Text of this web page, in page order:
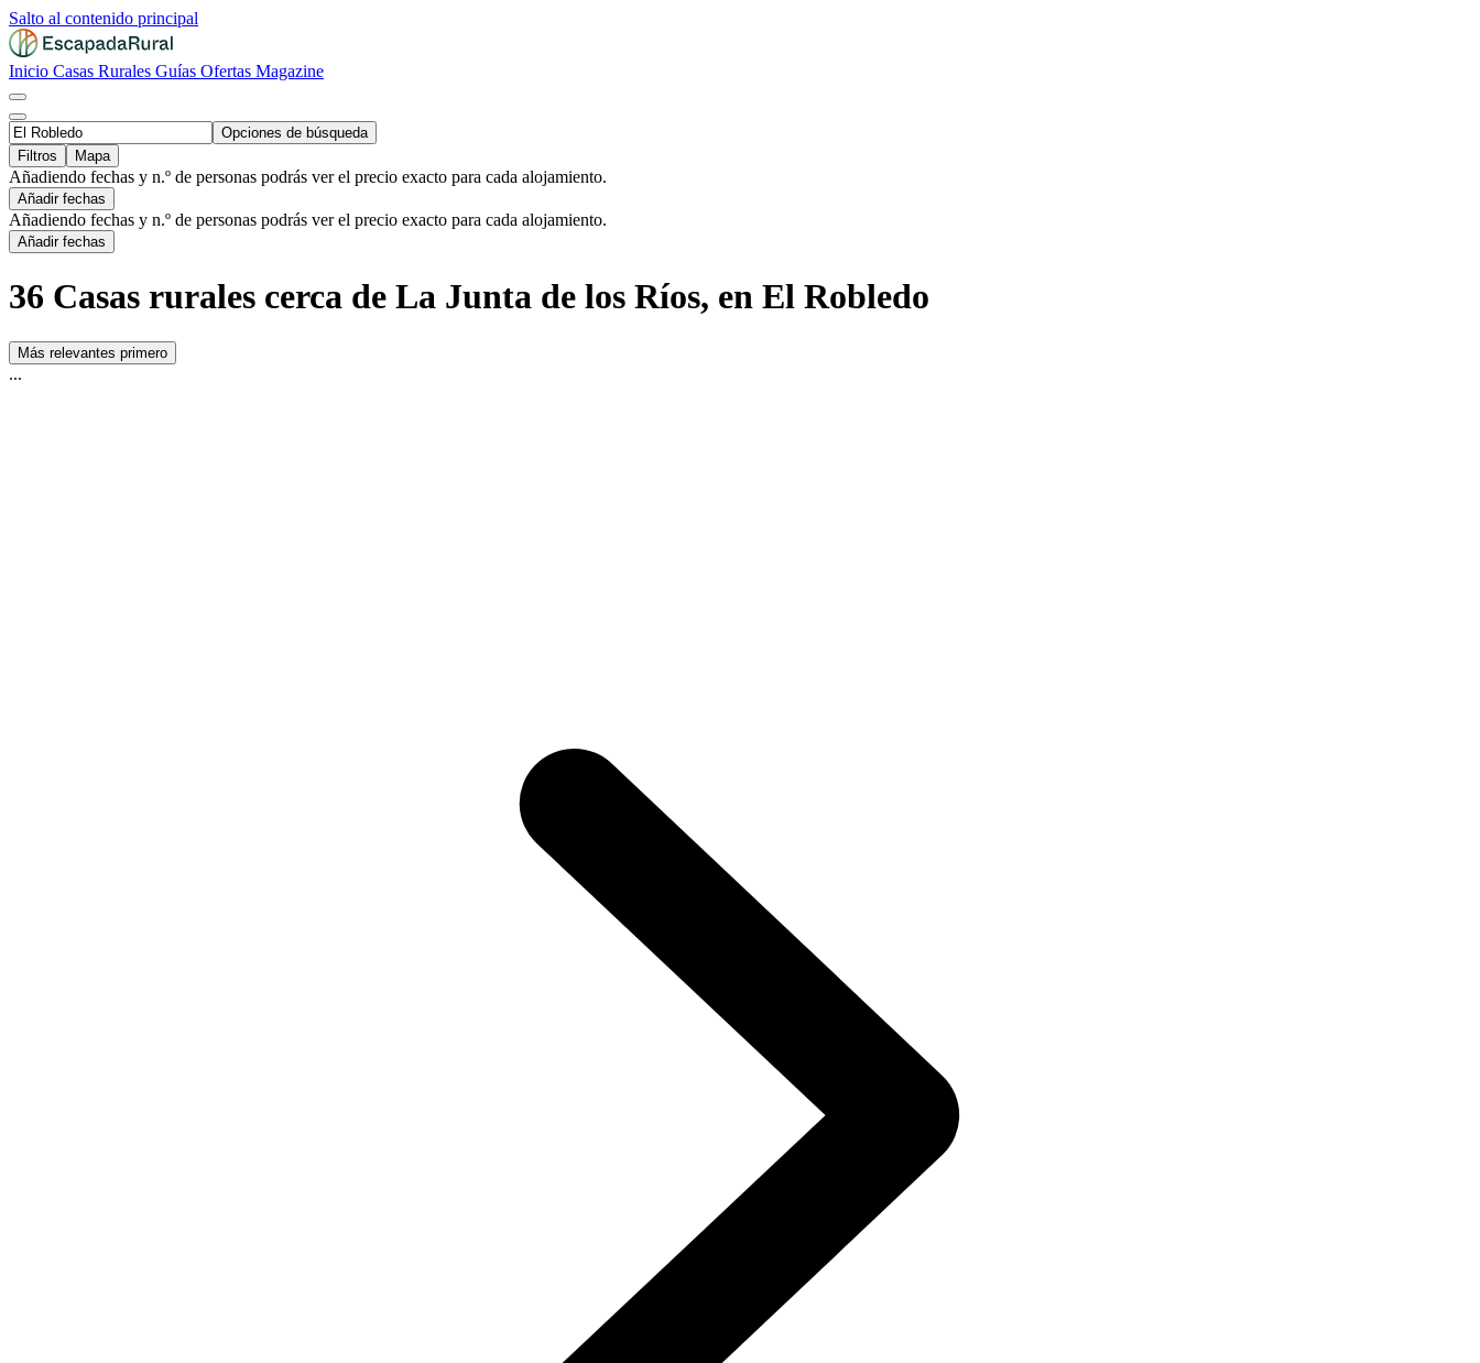
Salto al contenido principal
Inicio Casas Rurales Guías Ofertas Magazine
Opciones de búsqueda
Filtros
Mapa
Añadiendo fechas y n.º de personas podrás ver el precio exacto para cada alojamiento.
Añadir fechas
Añadiendo fechas y n.º de personas podrás ver el precio exacto para cada alojamiento.
Añadir fechas
36 Casas rurales cerca de La Junta de los Ríos, en El Robledo
Más relevantes primero
...